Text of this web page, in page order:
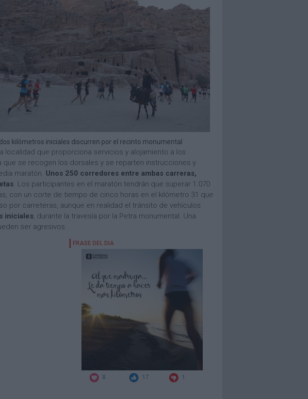
dos kilómetros iniciales discurren por el recinto monumental
localidad que proporciona servicios y alojamiento a los
que se recogen los dorsales y se reparten instrucciones y
maratón. Unos 250 corredores entre ambas carreras,
. Los participantes en el maratón tendrán que superar 1.070
con un corte de tiempo de cinco horas en el kilómetro 31 que
por carreteras, aunque en realidad el tránsito de vehículos
iniciales, durante la travesía por la Petra monumental. Una
ser agresivos.